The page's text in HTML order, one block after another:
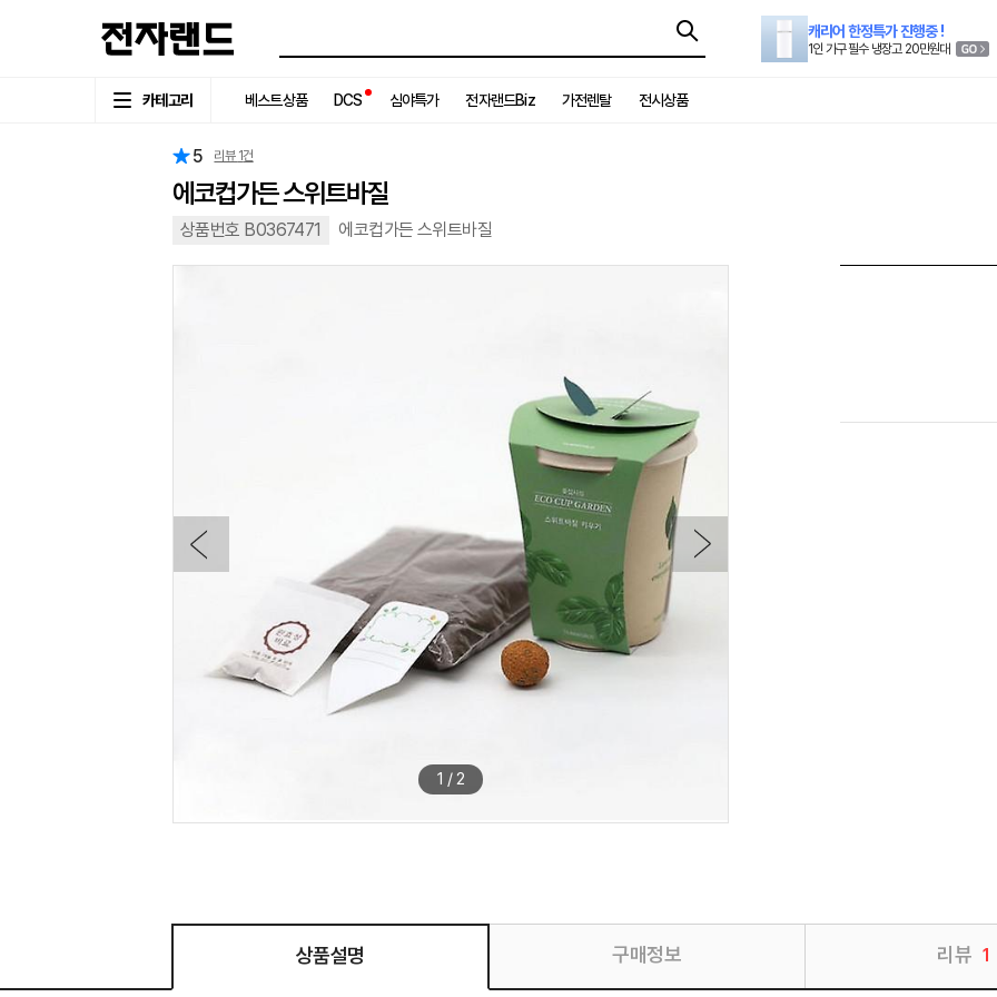
캐리어 한정특가 진행중 !
1인 가구 필수 냉장고 20만원대
카테고리 베스트상품 DCS 심야특가 전자랜드Biz 가전렌탈 전시상품
5 리뷰 1건
에코컵가든 스위트바질
상품번호 B0367471 에코컵가든 스위트바질
1 /2
상품설명 구매정보 리뷰 1